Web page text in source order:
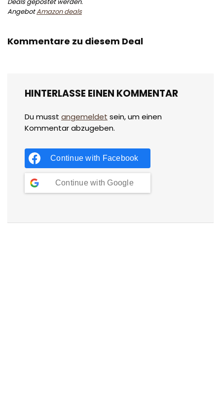
AngebotAmazon deals
Kommentare zu diesem Deal
HINTERLASSE EINEN KOMMENTAR
Du musst angemeldet sein, um einen
Kommentar abzugeben.
Continue with Facebook
Continue with Google